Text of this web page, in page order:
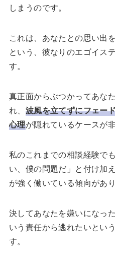
しまうのです。
これは、あなたとの思い出
という、彼なりのエゴイス
す。
真正面からぶつかってあな
れ、 波風を立てずにフェー
心理が隠れているケースが
私のこれまでの相談経験で
い、僕の問題だ」と付け加
が強く働いている傾向があり
決してあなたを嫌いになっ
いう責任から逃れたいとい
す。